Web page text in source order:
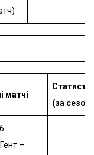
матчі
(за сезон)
Гент –